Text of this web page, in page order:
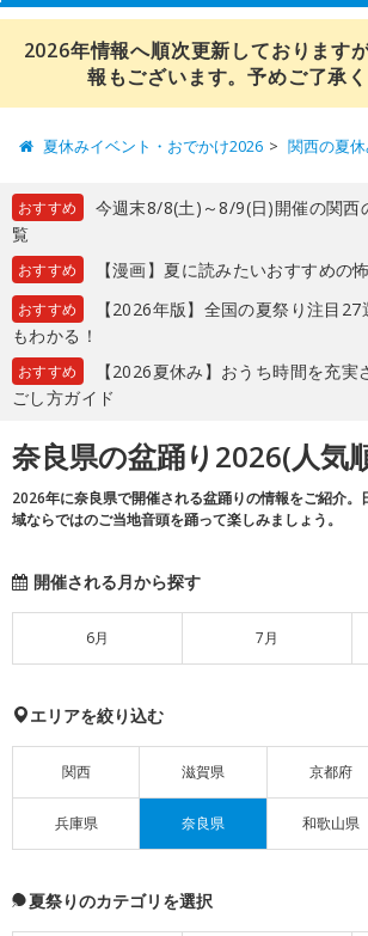
2026年情報へ順次更新しております
報もございます。予めご了承く
夏休みイベント・おでかけ2026 関西の夏
おすすめ
今週末8/8(土)～8/9(日)開催の関西
覧
おすすめ 【漫画】夏に読みたいおすすめの
おすすめ
【2026年版】全国の夏祭り注目
もわかる！
おすすめ
【2026夏休み】おうち時間を充実
ごし方ガイド
奈良県の盆踊り2026(人気
2026年に奈良県で開催される盆踊りの情報をご紹介。
域ならではのご当地音頭を踊って楽しみましょう。
開催される月から探す
6月 7月
エリアを絞り込む
関西 滋賀県 京都府
兵庫県 奈良県 和歌山県
夏祭りのカテゴリを選択